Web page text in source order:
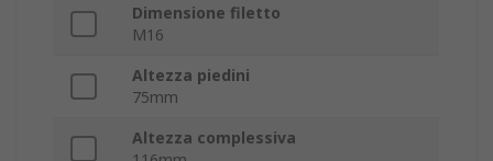
Dimensione filetto
M16
Altezza piedini
75mm
Altezza complessiva